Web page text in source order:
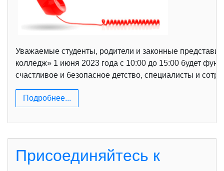
Уважаемые студенты, родители и законные
колледж» 1 июня 2023 года с 10:00 до 15:00 будет
счастливое и безопасное детство, специалисты и
Подробнее...
Присоединяйтесь к